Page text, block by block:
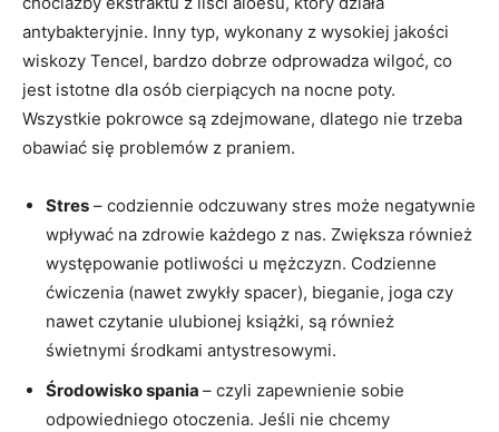
antybakteryjnie. Inny typ, wykonany z wysokiej jakości
wiskozy Tencel, bardzo dobrze odprowadza wilgoć, co
jest istotne dla osób cierpiących na nocne poty.
Wszystkie pokrowce są zdejmowane, dlatego nie trzeba
obawiać się problemów z praniem.
Stres – codziennie odczuwany stres może negatywnie
wpływać na zdrowie każdego z nas. Zwiększa również
występowanie potliwości u mężczyzn. Codzienne
ćwiczenia (nawet zwykły spacer), bieganie, joga czy
nawet czytanie ulubionej książki, są również
świetnymi środkami antystresowymi.
Środowisko spania – czyli zapewnienie sobie
odpowiedniego otoczenia. Jeśli nie chcemy